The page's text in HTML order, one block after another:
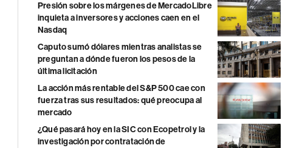
Presión sobre los márgenes de MercadoLibre
inquieta a inversores y acciones caen en el
Nasdaq
Caputo sumó dólares mientras analistas se
preguntan a dónde fueron los pesos de la
última licitación
La acción más rentable del S&P 500 cae con
fuerza tras sus resultados: qué preocupa al
mercado
¿Qué pasará hoy en la SIC con Ecopetrol y la
investigación por contratación de